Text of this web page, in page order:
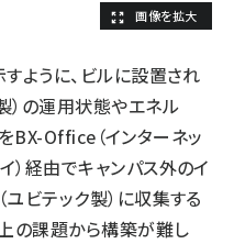
すように、ビルに設置され
）の運用状態やエネル
BX-Office（インターネッ
）経由でキャンパス外のイ
ビテック製）に収集する
上の課題から構築が難し